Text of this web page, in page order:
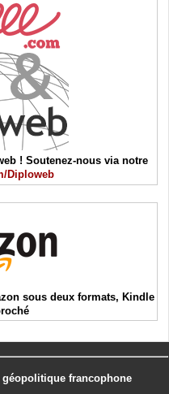
! Soutenez-nous via notre
Diploweb
sous deux formats, Kindle
géopolitique francophone